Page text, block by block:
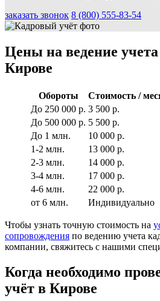
заказать звонок 8 (800) 555-83-54
Цены на ведение
Кирове
Обороты
Стоимость /
До 250 000 р. 3 500 р.
До 500 000 р. 5 500 р.
До 1 млн.
10 000 р.
1-2 млн.
13 000 р.
2-3 млн.
14 000 р.
3-4 млн.
17 000 р.
4-6 млн.
22 000 р.
от 6 млн.
Индивидуально
Чтобы узнать точную стоимость на
сопровождения по ведению учета
компании, свяжитесь с нашими
Когда необходимо
учёт в Кирове